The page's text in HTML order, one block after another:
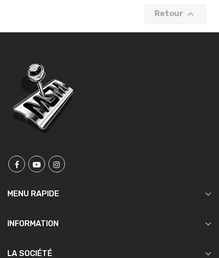
Retour 
MENU RAPIDE 
INFORMATION 
LA SOCIÉTÉ 